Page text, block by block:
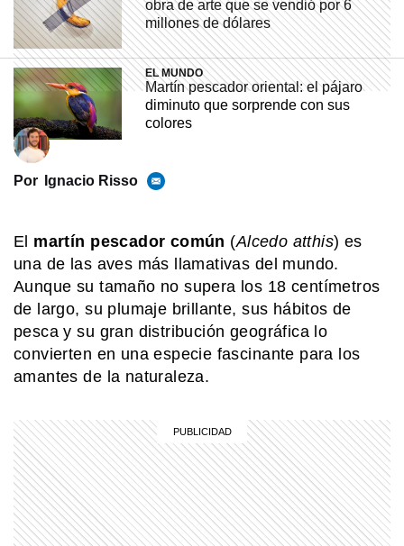
Por Ignacio Risso
El martín pescador común (Alcedo atthis) es
una de las aves más llamativas del mundo.
Aunque su tamaño no supera los 18 centímetros
de largo, su plumaje brillante, sus hábitos de
pesca y su gran distribución geográfica lo
convierten en una especie fascinante para los
amantes de la naturaleza.
obra de arte que se vendió por 6
millones de dólares
EL MUNDO
Martín pescador oriental: el pájaro
diminuto que sorprende con sus
colores
MI PAIS
¿De qué lado se usa la escarapela
SABER MAS
¿Qué diferencia hay entre una
península y un istmo?
MI PAIS
¿Cuándo es el Día de los Abuelos en
EL MUNDO
Barbican Estate: el complejo de
Londres que parece una ciudad
dentro de la ciudad